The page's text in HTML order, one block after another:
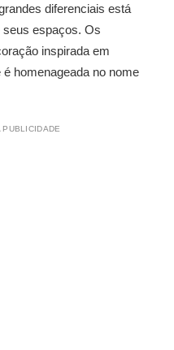
diferenciais está
seus espaços. Os
inspirada em
homenageada no nome
PUBLICIDADE